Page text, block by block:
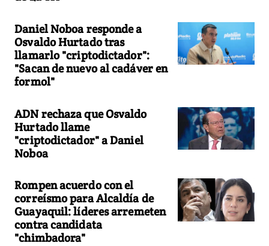
Daniel Noboa responde a
Osvaldo Hurtado tras
llamarlo "criptodictador":
"Sacan de nuevo al cadáver en
formol"
ADN rechaza que Osvaldo
Hurtado llame
"criptodictador" a Daniel
Noboa
Rompen acuerdo con el
correísmo para Alcaldía de
Guayaquil: líderes arremeten
contra candidata
"chimbadora"